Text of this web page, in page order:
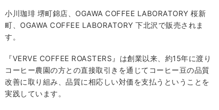
小川珈琲 堺町錦店、OGAWA COFFEE LABORATORY 桜新
町、OGAWA COFFEE LABORATORY 下北沢で販売されま
す。
『VERVE COFFEE ROASTERS』は創業以来、約15年に渡り
コーヒー農園の方との直接取引きを通じてコーヒー豆の品質
改善に取り組み、品質に相応しい対価を支払うということを
実践しています。